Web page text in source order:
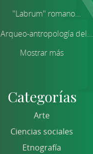
''Labrum'' romano...
Arqueo-antropología del...
Mostrar más
Categorías
Arte
Ciencias sociales
Etnografía